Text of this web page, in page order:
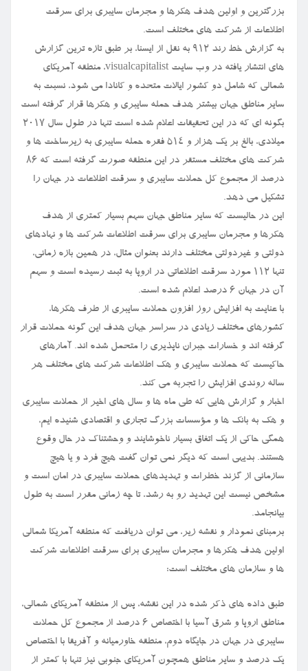
بزرگترین و اولین هدف هکرها و مجرمان سایبری برای سرقت
اطلاعات از شرکت های مختلف است.
به گزارش خط رند ۹۱۲ به نقل از ایسنا، بر طبق تازه ترین گزارش
های انتشار یافته در وب سایت visualcapitalist، منطقه آمریکای
شمالی که شامل دو کشور ایالات متحده و کانادا می شود، نسبت به
سایر مناطق جهان بیشتر هدف حمله سایبری و هکرها قرار گرفته است
بگونه ای که در این تحقیقات اعلام شده است تنها در طول سال ۲۰۱۷
میلادی، بالغ بر یک هزار و ۵۱۴ فقره حمله سایبری به زیرساخت ها و
شرکت های مختلف مستقر در این منطقه صورت گرفته است که ۸۶
درصد از مجموع کل حملات سایبری و سرقت اطلاعات در جهان را
تشکیل می دهد.
این در حالیست که سایر مناطق جهان سهم بسیار کمتری از هدف
هکرها و مجرمان سایبری برای سرقت اطلاعات شرکت ها و نهادهای
دولتی و غیردولتی مختلف دارند بعنوان مثال، در همین بازه زمانی،
تنها ۱۱۲ مورد سرقت اطلاعاتی در اروپا به ثبت رسیده است و سهم
آن در جهان ۶ درصد اعلام شده است.
با عنایت به افزایش روز افزون حملات سایبری از طرف هکرها،
کشورهای مختلف زیادی در سراسر جهان هدف این گونه حملات قرار
گرفته اند و خسارات جبران ناپذیری را متحمل شده اند. آمارهای
حاکیست که حملات سایبری و هک اطلاعات شرکت های مختلف هر
ساله روندی افزایش را تجربه می کند.
اخبار و گزارش هایی که طی ماه ها و سال های اخیر از حملات سایبری
و هک به بانک ها و مؤسسات بزرگ تجاری و اقتصادی شنیده ایم،
همگی حاکی از یک اتفاق بسیار ناخوشایند و وحشتناک در حال وقوع
هستند. بدیهی است که دیگر نمی توان گفت هیچ فرد و یا هیچ
سازمانی از گزند خطرات و تهدیدهای حملات سایبری در امان است و
مشخص نیست این تهدید رو به رشد، تا چه زمانی مقرر است به طول
بیانجامد.
برمبنای نمودار و نقشه زیر، می توان دریافت که منطقه آمریکا شمالی
اولین هدف هکرها و مجرمان سایبری برای سرقت اطلاعات شرکت
ها و سازمان های مختلف است:
طبق داده های ذکر شده در این نقشه، پس از منطقه آمریکای شمالی،
مناطق اروپا و شرق آسیا با اختصاص ۶ درصد از مجموع کل حملات
سایبری در جهان در جایگاه دوم، منطقه خاورمیانه و آفریقا با اختصاص
یک درصد و سایر مناطق همچون آمریکای جنوبی نیز تنها با کمتر از